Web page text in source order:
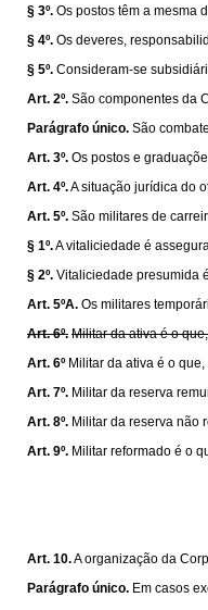
§ 3º. Os postos têm a mesma
§ 4º. Os deveres,
§ 5º. Consideram-se
Art. 2º. São componentes da
Parágrafo único. São
Art. 3º. Os postos e
Art. 4º.A situação jurídica do
Art. 5º. São militares de
§ 1º.A vitaliciedade é
§ 2º. Vitaliciedade presumida
Art. 5ºA. Os militares
Art. 6º. Militar da ativa é o
Art. 6º Militar da ativa é o
Art. 7º. Militar da reserva
Art. 8º. Militar da reserva não
Art. 9º. Militar reformado é o
Art. 10.A organização da
Parágrafo único. Em casos